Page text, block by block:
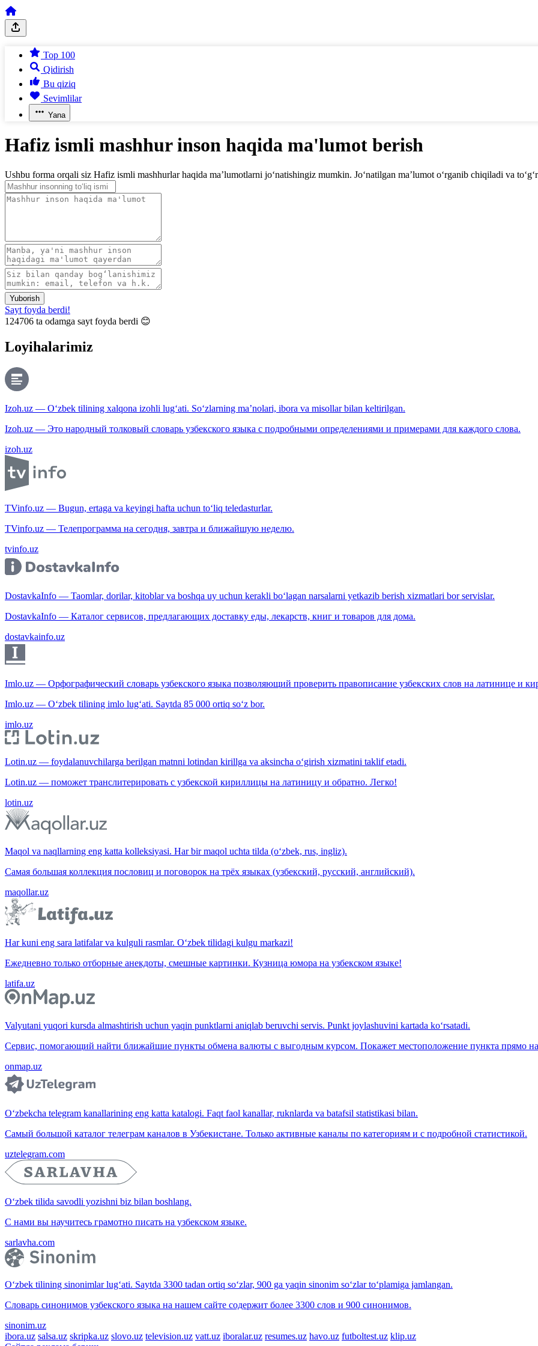
Top 100
Qidirish
Bu qiziq
Sevimlilar
Yana
Hafiz ismli mashhur inson haqida ma'lumot berish
Ushbu forma orqali siz Hafiz ismli mashhurlar haqida ma’lumotlarni jo‘natishingiz mumkin. Jo‘natilgan ma’lumot o‘rganib chiqiladi va
Yuborish
Sayt foyda berdi!
124706 ta odamga sayt foyda berdi 😊
Loyihalarimiz
Izoh.uz — O‘zbek tilining xalqona izohli lug‘ati. So‘zlarning ma’nolari, ibora va misollar bilan keltirilgan.
Izoh.uz — Это народный толковый словарь узбекского языка с подробными определениями и примерами для каждого слова.
izoh.uz
TVinfo.uz — Bugun, ertaga va keyingi hafta uchun to‘liq teledasturlar.
TVinfo.uz — Телепрограмма на сегодня, завтра и ближайшую неделю.
tvinfo.uz
DostavkaInfo — Taomlar, dorilar, kitoblar va boshqa uy uchun kerakli bo‘lagan narsalarni yetkazib berish xizmatlari bor servislar.
DostavkaInfo — Каталог сервисов, предлагающих доставку еды, лекарств, книг и товаров для дома.
dostavkainfo.uz
Imlo.uz — Орфографический словарь узбекского языка позволяющий проверить правописание узбекских слов на латинице и
Imlo.uz — O‘zbek tilining imlo lug‘ati. Saytda 85 000 ortiq so‘z bor.
imlo.uz
Lotin.uz — foydalanuvchilarga berilgan matnni lotindan kirillga va aksincha o‘girish xizmatini taklif etadi.
Lotin.uz — поможет транслитерировать с узбекской кириллицы на латиницу и обратно. Легко!
lotin.uz
Maqol va naqllarning eng katta kolleksiyasi. Har bir maqol uchta tilda (o‘zbek, rus, ingliz).
Самая большая коллекция пословиц и поговорок на трёх языках (узбекский, русский, английский).
maqollar.uz
Har kuni eng sara latifalar va kulguli rasmlar. O‘zbek tilidagi kulgu markazi!
Ежедневно только отборные анекдоты, смешные картинки. Кузница юмора на узбекском языке!
latifa.uz
Valyutani yuqori kursda almashtirish uchun yaqin punktlarni aniqlab beruvchi servis. Punkt joylashuvini kartada ko‘rsatadi.
Сервис, помогающий найти ближайшие пункты обмена валюты с выгодным курсом. Покажет местоположение пункта прямо на
onmap.uz
O‘zbekcha telegram kanallarining eng katta katalogi. Faqt faol kanallar, ruknlarda va batafsil statistikasi bilan.
Самый большой каталог телеграм каналов в Узбекистане. Только активные каналы по категориям и с подробной статистикой.
uztelegram.com
O‘zbek tilida savodli yozishni biz bilan boshlang.
С нами вы научитесь грамотно писать на узбекском языке.
sarlavha.com
O‘zbek tilining sinonimlar lug‘ati. Saytda 3300 tadan ortiq so‘zlar, 900 ga yaqin sinonim so‘zlar to‘plamiga jamlangan.
Словарь синонимов узбекского языка на нашем сайте содержит более 3300 слов и 900 синонимов.
sinonim.uz
ibora.uz salsa.uz skripka.uz slovo.uz television.uz vatt.uz iboralar.uz resumes.uz havo.uz futboltest.uz klip.uz